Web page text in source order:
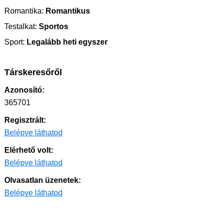
Romantika: Romantikus
Testalkat: Sportos
Sport: Legalább heti egyszer
Társkeresőről
Azonosító:
365701
Regisztrált:
Belépve láthatod
Elérhető volt:
Belépve láthatod
Olvasatlan üzenetek:
Belépve láthatod